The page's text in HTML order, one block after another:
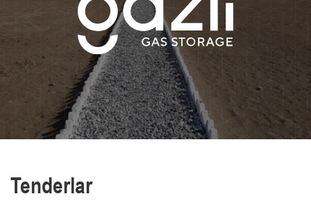
Bilimlar darajasini muntazam oshirib boramiz
va sanoat xavfsizligi, mehnat va atrof-muhit
muhofazasini ta’minlaymiz
O‘z xodimlarimizning professionalizmini yuqori
darajasi bilan ajralib turamiz
Tenderlar